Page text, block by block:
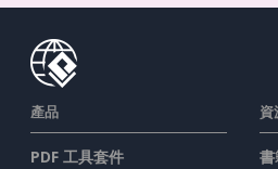
產品
PDF 工具套件
資